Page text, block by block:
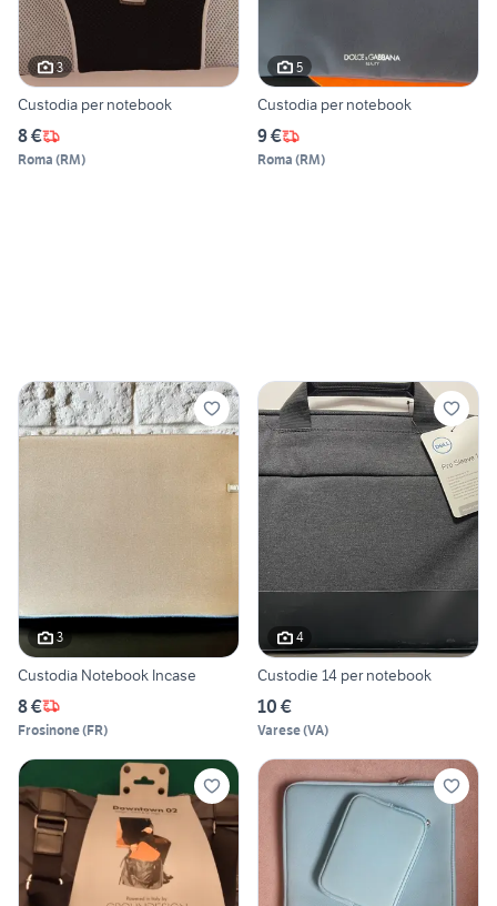
3
Custodia per notebook
8 €
Roma (RM)
5
Custodia per notebook
9 €
Roma (RM)
3
Custodia Notebook Incase
8 €
Frosinone(FR)
4
Custodie 14 per notebook
10 €
Varese(VA)